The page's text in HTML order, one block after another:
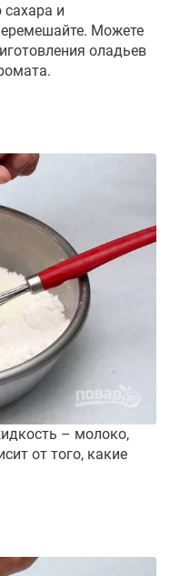
и
Можете
оладьев
– молоко,
от того, какие